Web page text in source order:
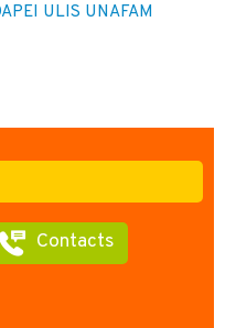
ULIS UNAFAM
Contacts